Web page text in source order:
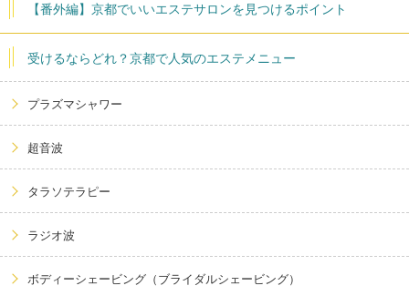
【番外編】京都でいいエステサロンを見つけるポイント
受けるならどれ？京都で人気のエステメニュー
プラズマシャワー
超音波
タラソテラピー
ラジオ波
ボディーシェービング（ブライダルシェービング）